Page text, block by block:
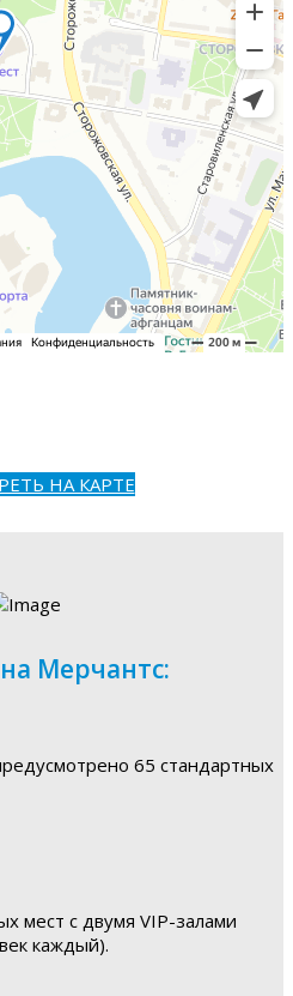
НА КАРТЕ
Мерчантс:
65 стандартных
мест с двумя VIP-залами
каждый).